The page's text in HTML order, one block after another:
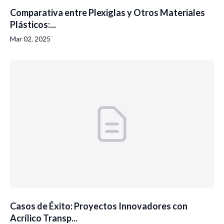
Comparativa entre Plexiglas y Otros Materiales
Plásticos:...
Mar 02, 2025
Casos de Éxito: Proyectos Innovadores con
Acrílico Transp...